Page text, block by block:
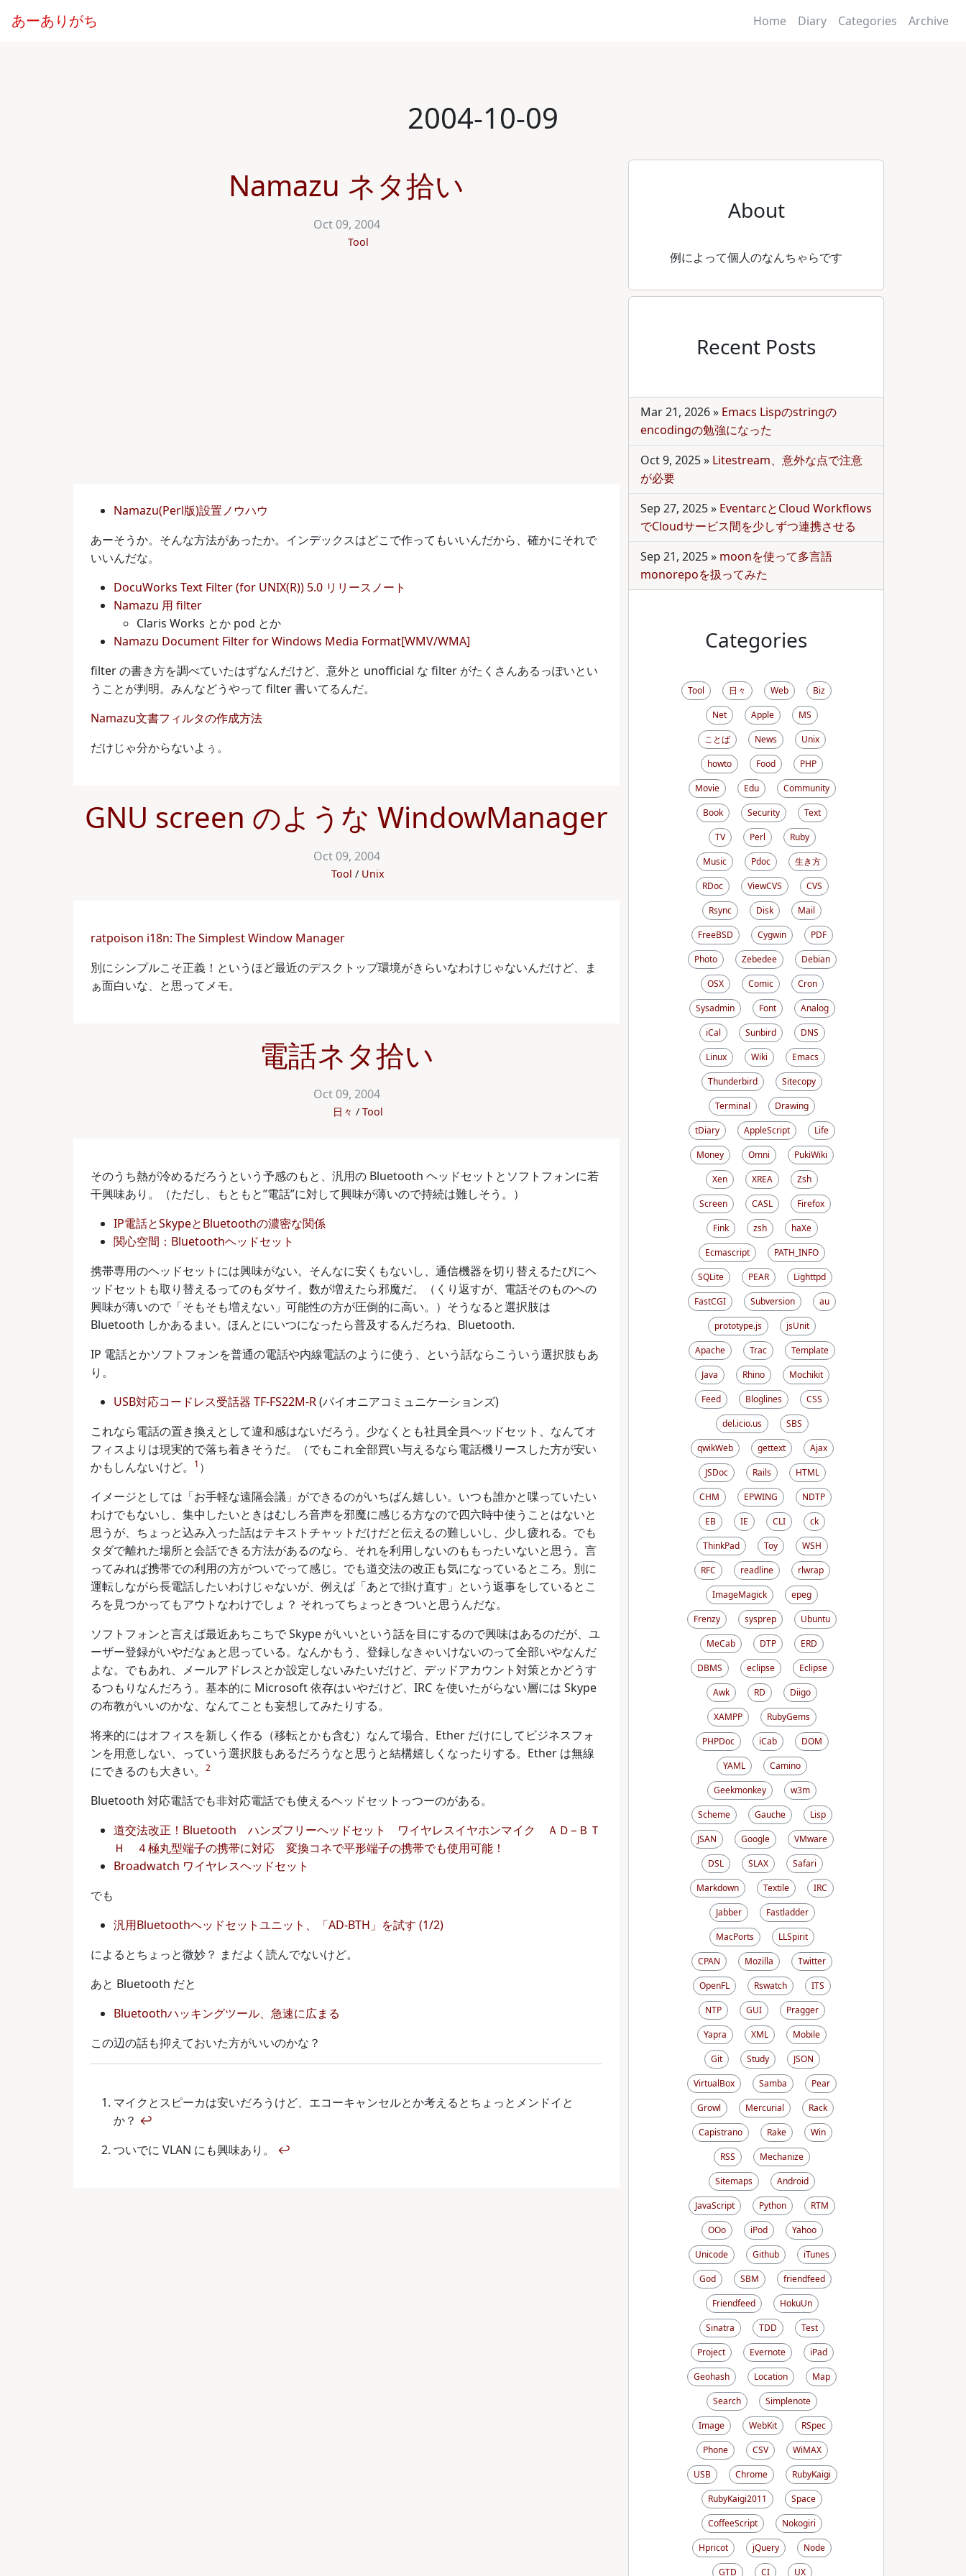
あーありがち Home Diary Categories Archive
2004-10-09
Namazu ネタ拾い
Oct 09, 2004
Tool
Namazu(Perl版)設置ノウハウ
あーそうか。そんな方法があったか。インデックスはどこで作ってもいいんだから、確かにそれで
いいんだな。
DocuWorks Text Filter (for UNIX(R)) 5.0 リリースノート
Namazu 用 filter
Claris Works とか pod とか
Namazu Document Filter for Windows Media Format[WMV/WMA]
filter の書き方を調べていたはずなんだけど、意外と unofficial な filter がたくさんあるっぽいとい
うことが判明。みんなどうやって filter 書いてるんだ。
Namazu文書フィルタの作成方法
だけじゃ分からないよぅ。
GNU screen のような WindowManager
Oct 09, 2004
Tool Unix
ratpoison i18n: The Simplest Window Manager
別にシンプルこそ正義！というほど最近のデスクトップ環境がきらいなわけじゃないんだけど、ま
ぁ面白いな、と思ってメモ。
電話ネタ拾い
Oct 09, 2004
日々 Tool
そのうち熱が冷めるだろうという予感のもと、汎用の Bluetooth ヘッドセットとソフトフォンに若
干興味あり。（ただし、もともと”電話”に対して興味が薄いので持続は難しそう。）
IP電話とSkypeとBluetoothの濃密な関係
関心空間：Bluetoothヘッドセット
携帯専用のヘッドセットには興味がない。そんなに安くもないし、通信機器を切り替えるたびにヘ
ッドセットも取り替えるってのもダサイ。数が増えたら邪魔だ。（くり返すが、電話そのものへの
興味が薄いので「そもそも増えない」可能性の方が圧倒的に高い。）そうなると選択肢は
Bluetooth しかあるまい。ほんとにいつになったら普及するんだろね、Bluetooth.
IP 電話とかソフトフォンを普通の電話や内線電話のように使う、という話ならこういう選択肢もあ
り。
USB対応コードレス受話器 TF-FS22M-R(パイオニアコミュニケーションズ)
これなら電話の置き換えとして違和感はないだろう。少なくとも社員全員ヘッドセット、なんてオ
フィスよりは現実的で落ち着きそうだ。（でもこれ全部買い与えるなら電話機リースした方が安い
かもしんないけど。
1 ）
イメージとしては「お手軽な遠隔会議」ができるのがいちばん嬉しい。いつも誰かと喋っていたい
わけでもないし、集中したいときはむしろ音声を邪魔に感じる方なので四六時中使うことはないと
思うが、ちょっと込み入った話はテキストチャットだけだと伝えるの難しいし、少し疲れる。でも
タダで離れた場所と会話できる方法があるのなら、それを利用しないのももったいないと思う。言
ってみれば携帯での利用の方がついでって感じ。でも道交法の改正も気になっているところ。別に
運転しながら長電話したいわけじゃないが、例えば「あとで掛け直す」という返事をしているとこ
ろを見つかってもアウトなわけでしょ？ それってちょっときついと思うんだな。
ソフトフォンと言えば最近あちこちで Skype がいいという話を目にするので興味はあるのだが、ユ
ーザー登録がいやだなぁと思っている。なんかもう、登録しなきゃいけないのって全部いやなんだ
よな。でもあれ、メールアドレスとか設定しないみたいだけど、デッドアカウント対策とかどうす
るつもりなんだろう。基本的に Microsoft 依存はいやだけど、IRC を使いたがらない層には Skype
の布教がいいのかな、なんてことも妄想してみたりする。
将来的にはオフィスを新しく作る（移転とかも含む）なんて場合、Ether だけにしてビジネスフォ
ンを用意しない、っていう選択肢もあるだろうなと思うと結構嬉しくなったりする。Ether は無線
にできるのも大きい。
2
Bluetooth 対応電話でも非対応電話でも使えるヘッドセットっつーのがある。
道交法改正！Bluetooth ハンズフリーヘッドセット ワイヤレスイヤホンマイク ＡＤ−ＢＴ
Ｈ ４極丸型端子の携帯に対応 変換コネで平形端子の携帯でも使用可能！
Broadwatch ワイヤレスヘッドセット
でも
汎用Bluetoothヘッドセットユニット、「AD-BTH」を試す (1/2)
によるとちょっと微妙？ まだよく読んでないけど。
あと Bluetooth だと
Bluetoothハッキングツール、急速に広まる
この辺の話も抑えておいた方がいいのかな？
マイクとスピーカは安いだろうけど、エコーキャンセルとか考えるとちょっとメンドイと
か？ ↩
ついでに VLAN にも興味あり。 ↩
About
例によって個人のなんちゃらです
Recent Posts
Mar 21, 2026» Emacs Lispのstringの
encodingの勉強になった
Oct 9, 2025» Litestream、意外な点で注意
が必要
Sep 27, 2025» EventarcとCloud Workflows
でCloudサービス間を少しずつ連携させる
Sep 21, 2025» moonを使って多言語
monorepoを扱ってみた
Categories
Tool 日々 Web
Biz
Net
Apple
MS
ことば
News
Unix
howto
Food
PHP
Movie
Edu
Community
Book
Security
Text
TV
Perl
Ruby
Music
Pdoc
生き方
RDoc
ViewCVS
CVS
Rsync
Disk
Mail
FreeBSD
Cygwin
PDF
Photo
Zebedee
Debian
OSX
Comic
Cron
Sysadmin
Font
Analog
iCal
Sunbird
DNS
Linux
Wiki
Emacs
Thunderbird
Sitecopy
Terminal
Drawing
tDiary
AppleScript
Life
Money
Omni
PukiWiki
Xen
XREA
Zsh
Screen
CASL
Firefox
Fink
zsh
haXe
Ecmascript
PATH_INFO
SQLite
PEAR
Lighttpd
FastCGI
Subversion
au
prototype.js
jsUnit
Apache
Trac
Template
Java
Rhino
Mochikit
Feed
Bloglines
CSS
del.icio.us
SBS
qwikWeb
gettext
Ajax
JSDoc
Rails
HTML
CHM
EPWING
NDTP
EB
IE CLI
ck
ThinkPad
Toy
WSH
RFC
readline
rlwrap
ImageMagick
epeg
Frenzy
sysprep
Ubuntu
MeCab
DTP
ERD
DBMS
eclipse
Eclipse
Awk
RD
Diigo
XAMPP
RubyGems
PHPDoc
iCab
DOM
YAML
Camino
Geekmonkey
w3m
Scheme
Gauche
Lisp
JSAN
Google
VMware
DSL
SLAX
Safari
Markdown
Textile
IRC
Jabber
Fastladder
MacPorts
LLSpirit
CPAN
Mozilla
Twitter
OpenFL
Rswatch
ITS
NTP
GUI
Pragger
Yapra
XML
Mobile
Git
Study
JSON
VirtualBox
Samba
Pear
Growl
Mercurial
Rack
Capistrano
Rake
Win
RSS
Mechanize
Sitemaps
Android
JavaScript
Python
RTM
OOo
iPod
Yahoo
Unicode
Github
iTunes
God
SBM
friendfeed
Friendfeed
HokuUn
Sinatra
TDD
Test
Project
Evernote
iPad
Geohash
Location
Map
Search
Simplenote
Image
WebKit
RSpec
Phone
CSV
WiMAX
USB
Chrome
RubyKaigi
RubyKaigi2011
Space
CoffeeScript
Nokogiri
Hpricot
jQuery
Node
GTD
CI UX